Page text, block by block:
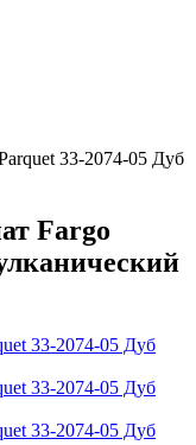
33-2074-05 Дуб
Fargo